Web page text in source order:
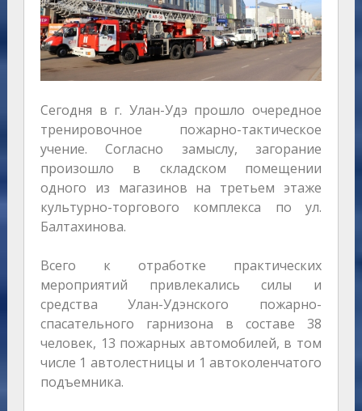
Сегодня в г. Улан-Удэ прошло очередное
тренировочное пожарно-тактическое
учение. Согласно замыслу, загорание
произошло в складском помещении
одного из магазинов на третьем этаже
культурно-торгового комплекса по ул.
Балтахинова.
Всего к отработке практических
мероприятий привлекались силы и
средства Улан-Удэнского пожарно-
спасательного гарнизона в составе 38
человек, 13 пожарных автомобилей, в том
числе 1 автолестницы и 1 автоколенчатого
подъемника.